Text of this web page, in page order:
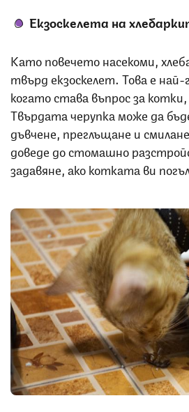
Екзоскелета на
Като повечето насекоми,
твърд екзоскелет. Това е
когато става въпрос за
Твърдата черупка може да
дъвчене, преглъщане и
доведе до стомашно
задавяне, ако котката ви